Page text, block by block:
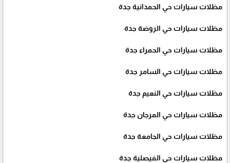
مظلات سيارات حي الحمدانية جدة
مظلات سيارات حي الروضة جدة
مظلات سيارات حي الحمراء جدة
مظلات سيارات حي السامر جدة
مظلات سيارات حي النعيم جدة
مظلات سيارات حي المرجان جدة
مظلات سيارات حي الجامعة جدة
مظلات سيارات حي الفيصلية جدة